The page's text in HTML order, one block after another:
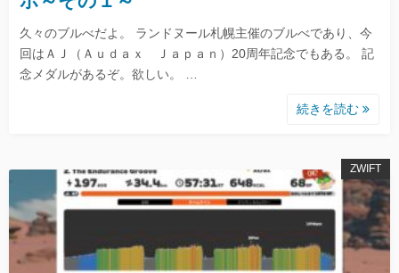
久々のブルべだよ。 ランドヌール札幌主催のブルべであり、今
回はＡＪ（Ａｕｄａｘ Ｊａｐａｎ）20周年記念でもある。 記
念メダルがあるぞ。欲しい。 …
続きを読む
ZWIFT